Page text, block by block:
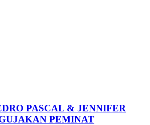
PASCAL & JENNIFER
PEMINAT